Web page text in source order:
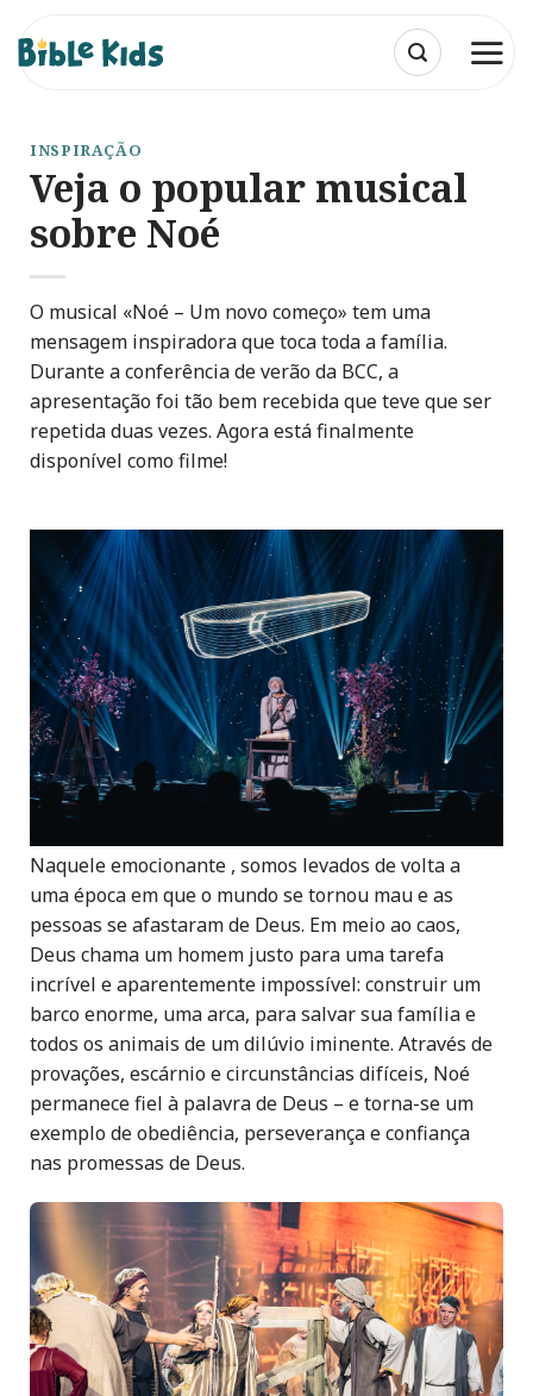
content
INSPIRAÇÃO
Veja o popular musical
sobre Noé
O musical «Noé – Um novo começo» tem uma
mensagem inspiradora que toca toda a família.
Durante a conferência de verão da BCC, a
apresentação foi tão bem recebida que teve que ser
repetida duas vezes. Agora está finalmente
disponível como filme!
Naqueleemocionante , somos levados de volta a
uma época em que o mundo se tornou mau e as
pessoas se afastaram de Deus. Em meio ao caos,
Deus chama um homem justo para uma tarefa
incrível e aparentemente impossível: construir um
barco enorme, uma arca, para salvar sua família e
todos os animais de um dilúvio iminente. Através de
provações, escárnio e circunstâncias difíceis, Noé
permanece fiel à palavra de Deus – e torna-se um
exemplo de obediência, perseverança e confiança
nas promessas de Deus.